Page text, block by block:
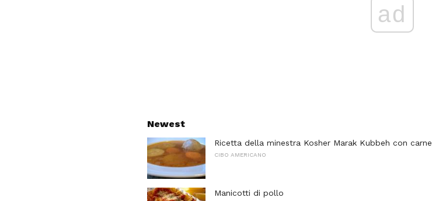
ad
Newest
Ricetta della minestra Kosher Marak Kubbeh con carne
CIBO AMERICANO
Manicotti di pollo